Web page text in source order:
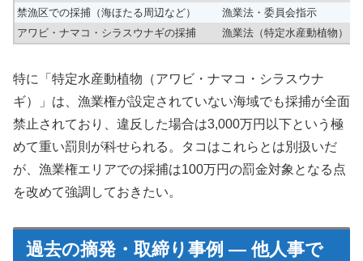
禁漁区での採捕（海ほたる周辺など）
漁業法・委員会指示
アワビ・ナマコ・シラスウナギの採捕
漁業法（特定水産動植物）
特に「特定水産動植物（アワビ・ナマコ・シラスウナ
ギ）」は、漁業権が設定されていない海域でも採捕が全面
禁止されており、違反した場合は3,000万円以下という極
めて重い罰則が科せられる。タコはこれらとは別扱いだ
が、漁業権エリアでの採捕は100万円の罰金対象となる点
を改めて強調しておきたい。
過去の摘発・取締り事例 — 他人事で